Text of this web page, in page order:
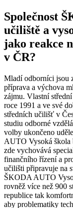
Společnost
učiliště a
jako reakce
v ČR?
Mladí odborníci jsou
příprava a výchova
zájmu. Vlastní
roce 1991 a ve své
středních učilišť v
studiu odborné
volby ukončeno
AUTO Vysoká škola
zde vychovává
finančního řízení a
učilišti připravuje na
ŠKODA AUTO
rovněž více než 900
republice tak
aby problematiky